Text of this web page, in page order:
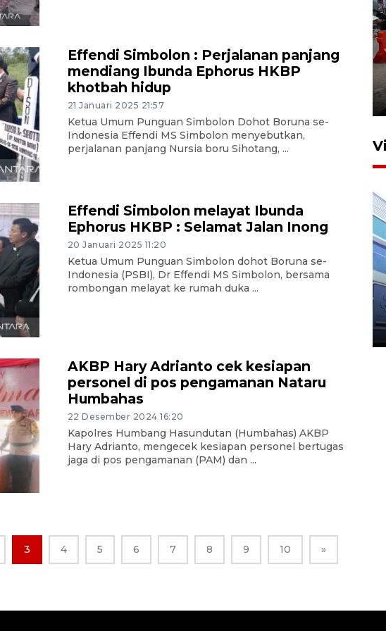
Effendi Simbolon : Perjalanan panjang
mendiang Ibunda Ephorus HKBP
khotbah hidup
21 Januari 2025 21:57
Ketua Umum Punguan Simbolon Dohot Boruna se-
Indonesia Effendi MS Simbolon menyebutkan,
perjalanan panjang Nursia boru Sihotang, ...
Effendi Simbolon melayat Ibunda
Ephorus HKBP : Selamat Jalan Inong
20 Januari 2025 11:20
Ketua Umum Punguan Simbolon dohot Boruna se-
Indonesia (PSBI), Dr Effendi MS Simbolon, bersama
rombongan melayat ke rumah duka ...
AKBP Hary Adrianto cek kesiapan
personel di pos pengamanan Nataru
Humbahas
22 Desember 2024 16:20
Kapolres Humbang Hasundutan (Humbahas) AKBP
Hary Adrianto, mengecek kesiapan personel bertugas
jaga di pos pengamanan (PAM) dan ...
3 4 5 6 7 8 9 10 »
Pelaporan SPT Tahunan di
Sumut
27 April 2026 15:34
IDAI perkuat kompetensi
dokter tangani penyakit